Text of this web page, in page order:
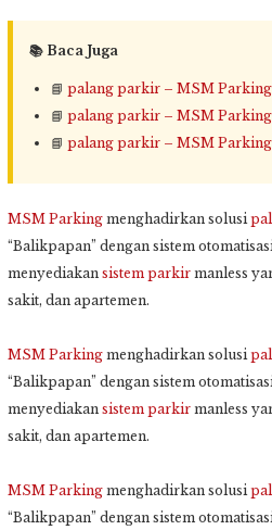
📚 Baca Juga
📘 palang parkir – MSM Parking
📘 palang parkir – MSM Parking
📘 palang parkir – MSM Parking
MSM Parking menghadirkan solusi
“Balikpapan” dengan sistem
menyediakan sistem parkir manless
sakit, dan apartemen.
MSM Parking menghadirkan solusi
“Balikpapan” dengan sistem
menyediakan sistem parkir manless
sakit, dan apartemen.
MSM Parking menghadirkan solusi
“Balikpapan” dengan sistem